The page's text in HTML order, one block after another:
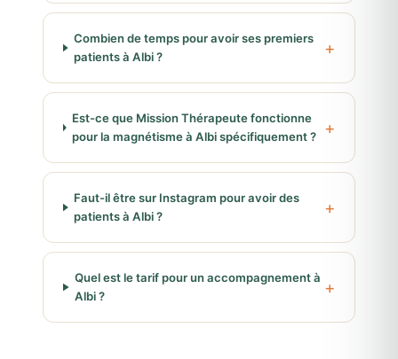
Combien de temps pour avoir ses premiers
patients à Albi ?
Est-ce que Mission Thérapeute fonctionne
pour la magnétisme à Albi spécifiquement ?
Faut-il être sur Instagram pour avoir des
patients à Albi ?
Quel est le tarif pour un accompagnement à
Albi ?